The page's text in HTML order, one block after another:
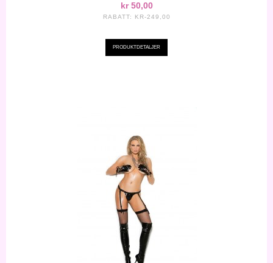
kr 50,00
RABATT: KR-249,00
PRODUKTDETALJER